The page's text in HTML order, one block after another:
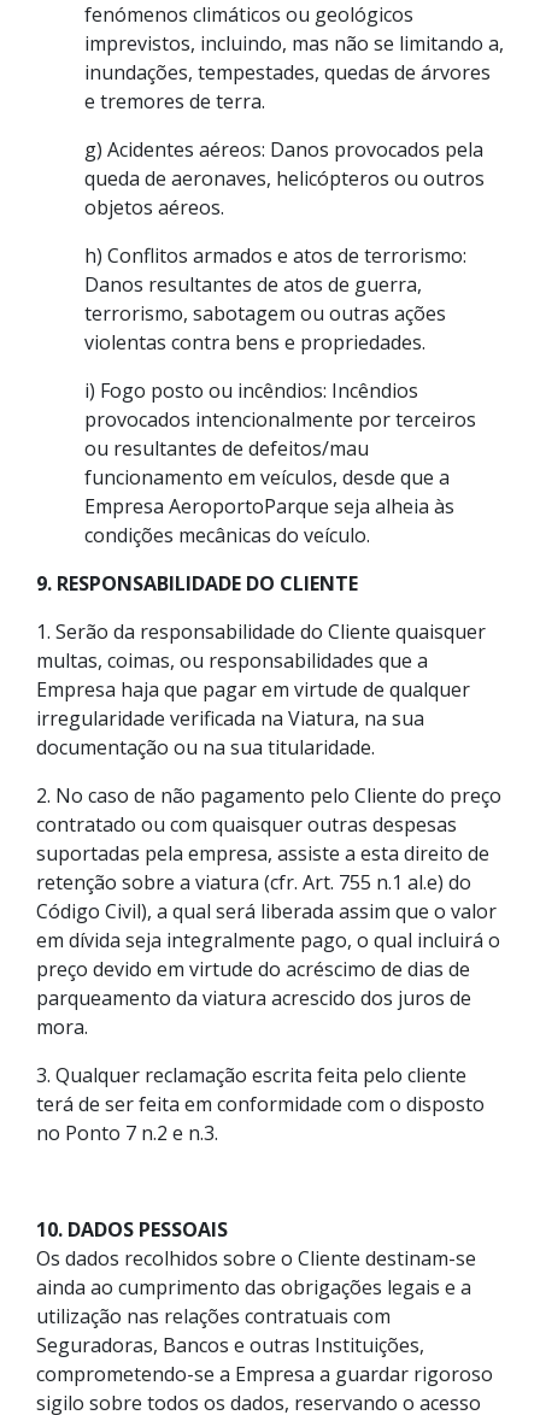
fenómenos climáticos ou geológicos
imprevistos, incluindo, mas não se limitando a,
inundações, tempestades, quedas de árvores
e tremores de terra.
g) Acidentes aéreos: Danos provocados pela
queda de aeronaves, helicópteros ou outros
objetos aéreos.
h) Conflitos armados e atos de terrorismo:
Danos resultantes de atos de guerra,
terrorismo, sabotagem ou outras ações
violentas contra bens e propriedades.
i) Fogo posto ou incêndios: Incêndios
provocados intencionalmente por terceiros
ou resultantes de defeitos/mau
funcionamento em veículos, desde que a
Empresa AeroportoParque seja alheia às
condições mecânicas do veículo.
9. RESPONSABILIDADE DO CLIENTE
1. Serão da responsabilidade do Cliente quaisquer
multas, coimas, ou responsabilidades que a
Empresa haja que pagar em virtude de qualquer
irregularidade verificada na Viatura, na sua
documentação ou na sua titularidade.
2. No caso de não pagamento pelo Cliente do preço
contratado ou com quaisquer outras despesas
suportadas pela empresa, assiste a esta direito de
retenção sobre a viatura (cfr. Art. 755 n.1 al.e) do
Código Civil), a qual será liberada assim que o valor
em dívida seja integralmente pago, o qual incluirá o
preço devido em virtude do acréscimo de dias de
parqueamento da viatura acrescido dos juros de
mora.
3. Qualquer reclamação escrita feita pelo cliente
terá de ser feita em conformidade com o disposto
no Ponto 7 n.2 e n.3.
10. DADOS PESSOAIS
Os dados recolhidos sobre o Cliente destinam-se
ainda ao cumprimento das obrigações legais e a
utilização nas relações contratuais com
Seguradoras, Bancos e outras Instituições,
comprometendo-se a Empresa a guardar rigoroso
sigilo sobre todos os dados, reservando o acesso